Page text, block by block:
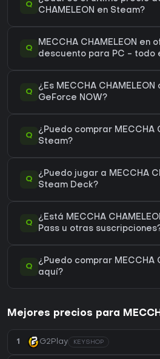
Q
CHAMELEON en Steam?
Q
MECCHA CHAMELEON en
descuento para PC - todo
Q
¿Es MECCHA
GeForce NOW?
Q
¿Puedo comprar MECCHA
Steam?
Q
¿Puedo jugar a MECCHA
Steam Deck?
Q
¿Está MECCHA
Pass u otras
Q
¿Puedo comprar MECCHA
aquí?
Mejores precios para
1 G2Play KEYSHOP